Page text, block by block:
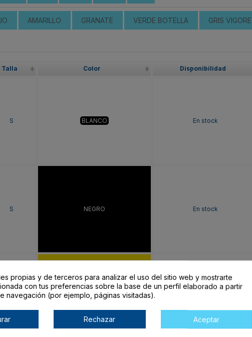
AMARILLO GRANATE VERDE BOTELLA GRIS VIGORE
Talla Color Disponibilidad
S BLANCO En stock
S NEGRO En stock
S AMARILLO
propias y de terceros para analizar el uso del sitio web y mostrarte
con tus preferencias sobre la base de un perfil elaborado a partir
navegación (por ejemplo, páginas visitadas).
Rechazar Aceptar